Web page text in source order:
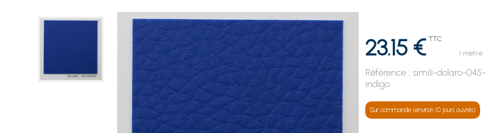
23.15 € TTC
1 mètre
Référence : simili-dolaro-045-
indigo
Sur commande (environ 10 jours ouvrés)